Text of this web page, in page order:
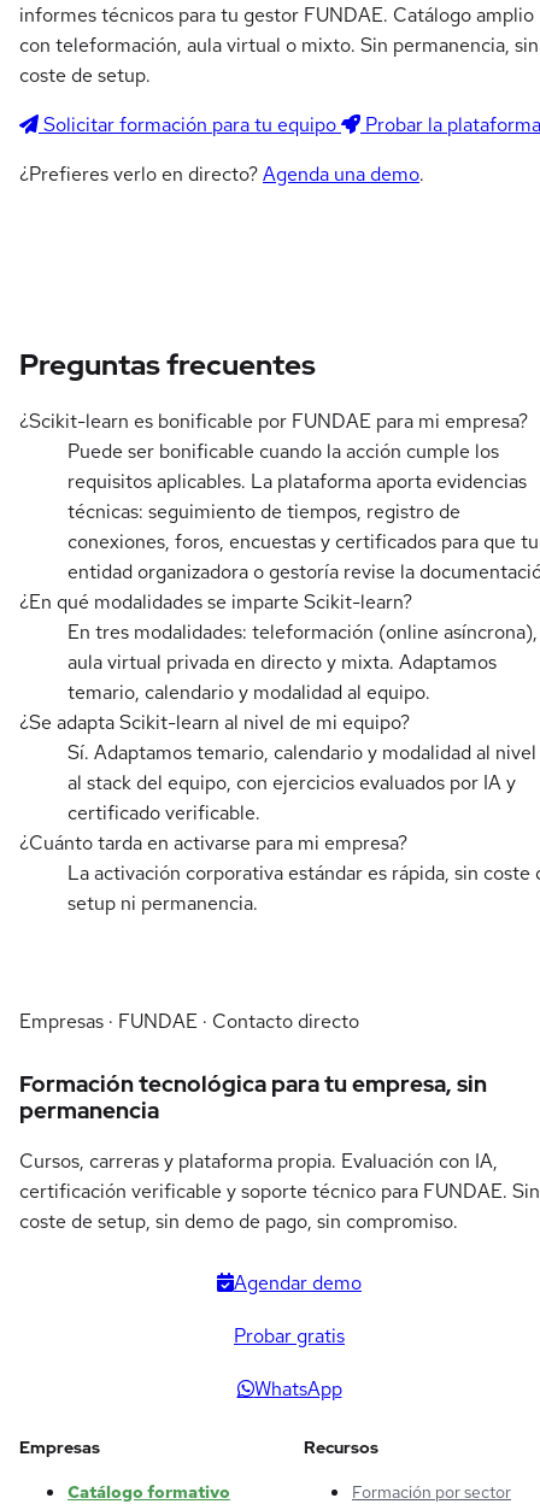
informes técnicos para tu gestor FUNDAE. Catálogo amplio
con teleformación, aula virtual o mixto. Sin permanencia, sin
coste de setup.
Solicitar formación para tu equipo
Probar la plataforma
¿Prefieres verlo en directo?Agenda una demo.
Preguntas frecuentes
¿Scikit-learn es bonificable por FUNDAE para mi empresa?
Puede ser bonificable cuando la acción cumple los
requisitos aplicables. La plataforma aporta evidencias
técnicas: seguimiento de tiempos, registro de
conexiones, foros, encuestas y certificados para que tu
entidad organizadora o gestoría revise la
¿En qué modalidades se imparte Scikit-learn?
En tres modalidades: teleformación (online asíncrona),
aula virtual privada en directo y mixta. Adaptamos
temario, calendario y modalidad al equipo.
¿Se adapta Scikit-learn al nivel de mi equipo?
Sí. Adaptamos temario, calendario y modalidad al
al stack del equipo, con ejercicios evaluados por IA y
certificado verificable.
¿Cuánto tarda en activarse para mi empresa?
La activación corporativa estándar es rápida, sin coste
setup ni permanencia.
Empresas · FUNDAE · Contacto directo
Formación tecnológica para tu empresa, sin
permanencia
Cursos, carreras y plataforma propia. Evaluación con IA,
certificación verificable y soporte técnico para FUNDAE. Sin
coste de setup, sin demo de pago, sin compromiso.
Agendar demo
Probar gratis
WhatsApp
Empresas
Catálogo formativo
Recursos
Formación por sector